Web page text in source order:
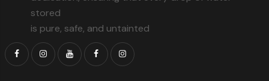
stored
is pure, safe, and untainted